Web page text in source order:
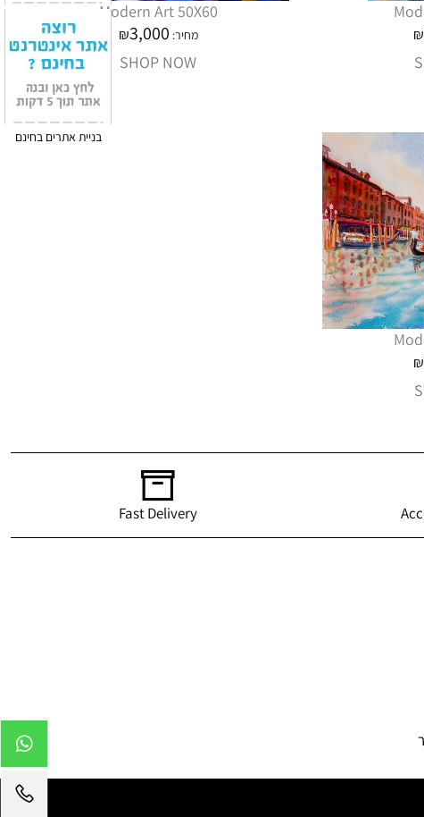
בניית אתרים בחינם
₪
Modern Art 50X60
מחיר: ₪3,000
SHOP NOW
₪
Fast Delivery